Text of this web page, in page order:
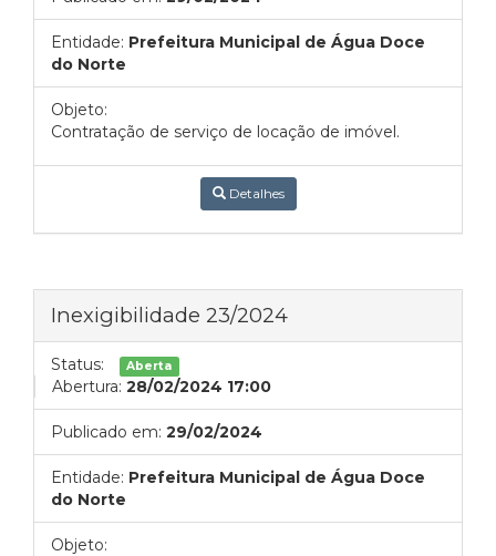
Entidade: Prefeitura Municipal de Água Doce
do Norte
Objeto:
Contratação de serviço de locação de imóvel.
Detalhes
Inexigibilidade 23/2024
Status: Aberta
Abertura: 28/02/2024 17:00
Publicado em: 29/02/2024
Entidade: Prefeitura Municipal de Água Doce
do Norte
Objeto: